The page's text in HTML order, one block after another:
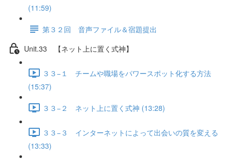
(11:59)
第３２回 音声ファイル＆宿題提出
Unit.33 【ネット上に置く式神】
３３−１ チームや職場をパワースポット化する方法
(15:37)
３３−２ ネット上に置く式神 (13:28)
３３−３ インターネットによって出会いの質を変える
(13:33)